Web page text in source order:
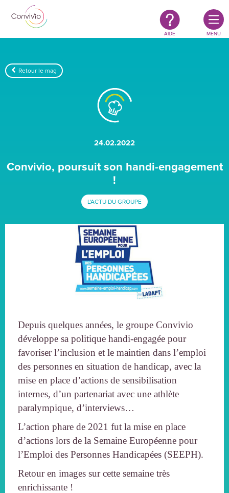
Aller au contenu principal
Restauration
authentique
responsable
AIDE MENU
Retour le mag
24.02.2022
Convivio, poursuit son handi-engagement
!
L'ACTU DU GROUPE
Depuis quelques années, le groupe Convivio
développe sa politique handi-engagée pour
favoriser l’inclusion et le maintien dans l’emploi
des personnes en situation de handicap, avec la
mise en place d’actions de sensibilisation
internes, d’un partenariat avec une athlète
paralympique, d’interviews…
L’action phare de 2021 fut la mise en place
d’actions lors de la Semaine Européenne pour
l’Emploi des Personnes Handicapées (SEEPH).
Retour en images sur cette semaine très
enrichissante !